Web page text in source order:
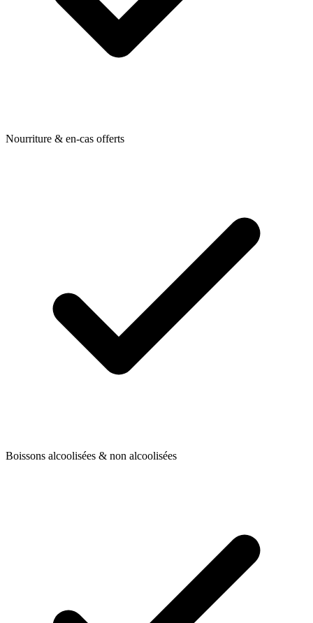
Nourriture & en-cas offerts
Boissons alcoolisées & non alcoolisées